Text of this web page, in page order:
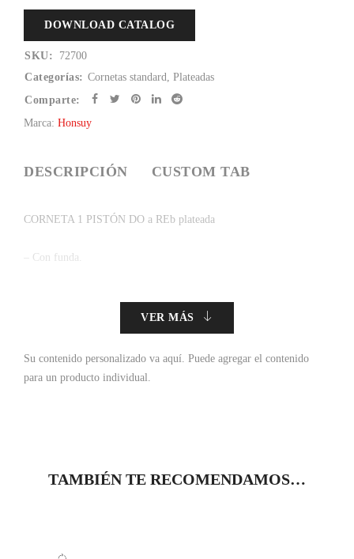
DOWNLOAD CATALOG
SKU:
72700
Categorías: Cornetas standard, Plateadas
Comparte:
Marca: Honsuy
DESCRIPCIÓN CUSTOM TAB
CORNETA 1 PISTÓN DO a REb plateada
– Con funda.
VER MÁS
Su contenido personalizado va aquí. Puede agregar el contenido
para un producto individual.
TAMBIÉN TE RECOMENDAMOS…